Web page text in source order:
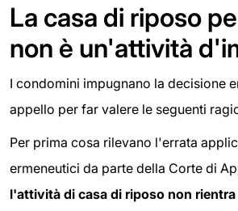
La casa di riposo
non è un'attività
I condomini impugnano la decisione
appello per far valere le seguenti
Per prima cosa rilevano l'errata
ermeneutici da parte della Corte di
l'attività di casa di riposo non